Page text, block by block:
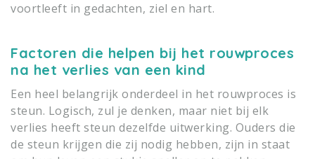
voortleeft in gedachten, ziel en hart.
Factoren die helpen bij het rouwproces
na het verlies van een kind
Een heel belangrijk onderdeel in het rouwproces is
steun. Logisch, zul je denken, maar niet bij elk
verlies heeft steun dezelfde uitwerking. Ouders die
de steun krijgen die zij nodig hebben, zijn in staat